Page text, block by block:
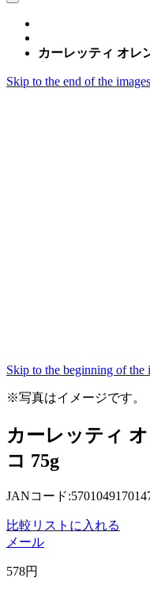
カーレッティ オレ
Skip to the end of the
Skip to the beginning of the
※写真はイメージです。
カーレッティ
コ 75g
JANコード
比較リストに入れる
メール
578円